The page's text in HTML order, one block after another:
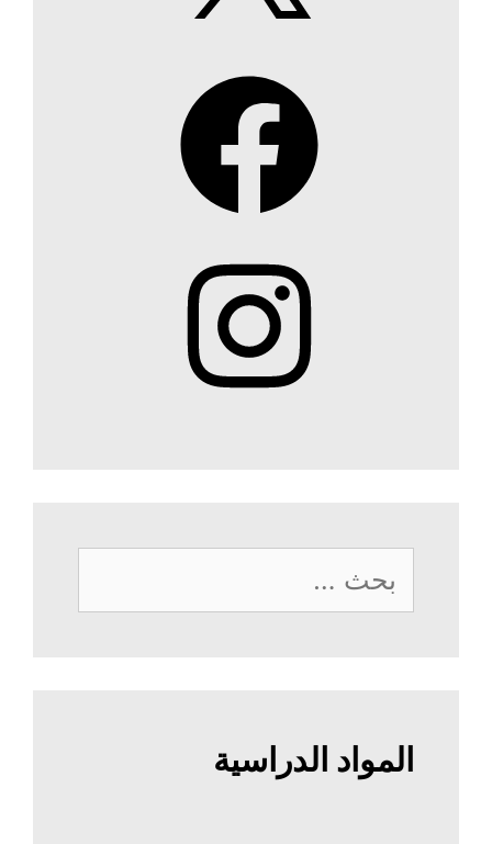
Facebook
Instagram
البحث
عن:
المواد الدراسية